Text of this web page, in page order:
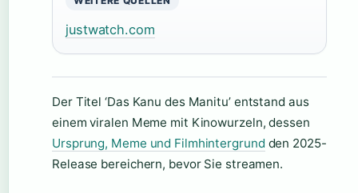
justwatch.com
Der Titel ‘Das Kanu des Manitu’ entstand aus
einem viralen Meme mit Kinowurzeln, dessen
Ursprung, Meme und Filmhintergrund den 2025-
Release bereichern, bevor Sie streamen.